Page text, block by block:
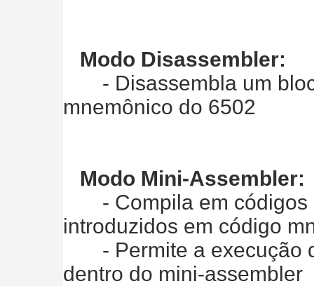
Modo Disassembler:
- Disassembla um
mnemônico do 6502
Modo Mini-Assembler:
- Compila em códigos
introduzidos em código
- Permite a execução
dentro do mini-assembler